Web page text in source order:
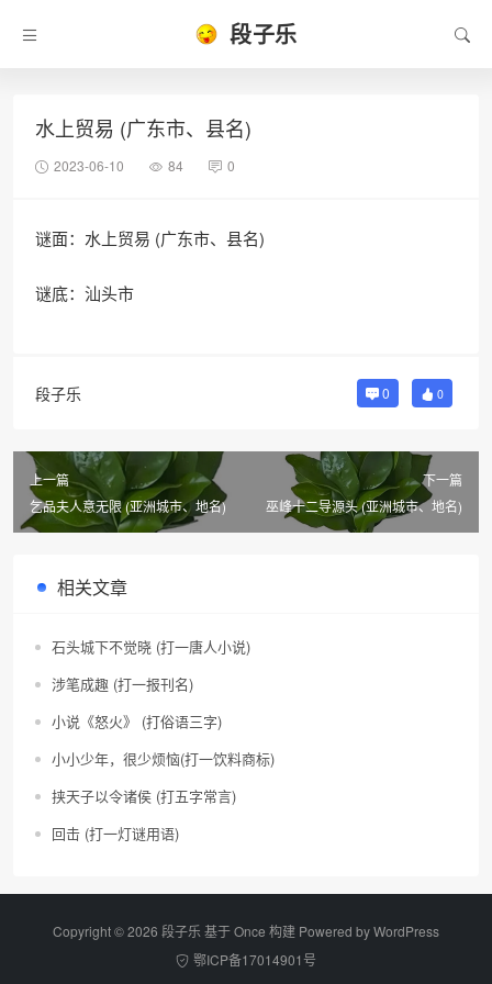
段子乐
水上贸易 (广东市、县名)
2023-06-10 84 0
谜面：水上贸易 (广东市、县名)
谜底：汕头市
段子乐 0 0
上一篇
乞品夫人意无限 (亚洲城市、地名)
下一篇
巫峰十二导源头 (亚洲城市、地名)
相关文章
石头城下不觉晓 (打一唐人小说)
涉笔成趣 (打一报刊名)
小说《怒火》 (打俗语三字)
小小少年，很少烦恼(打一饮料商标)
挟天子以令诸侯 (打五字常言)
回击 (打一灯谜用语)
Copyright © 2026 段子乐 基于 Once 构建 Powered byWordPress
鄂ICP备17014901号